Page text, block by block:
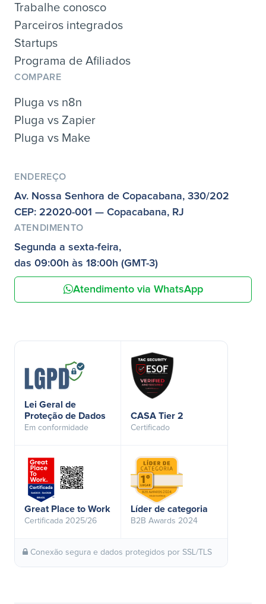
Trabalhe conosco
Parceiros integrados
Startups
Programa de Afiliados
COMPARE
Pluga vs n8n
Pluga vs Zapier
Pluga vs Make
ENDEREÇO
Av. Nossa Senhora de Copacabana, 330/202
CEP: 22020-001 — Copacabana, RJ
ATENDIMENTO
Segunda a sexta-feira,
das 09:00h às 18:00h (GMT-3)
Atendimento via WhatsApp
Lei Geral de
Proteção de Dados
Em conformidade
CASA Tier 2
Certificado
Great Place to Work
Certificada 2025/26
Líder de categoria
B2B Awards 2024
Conexão segura e dados protegidos por SSL/TLS